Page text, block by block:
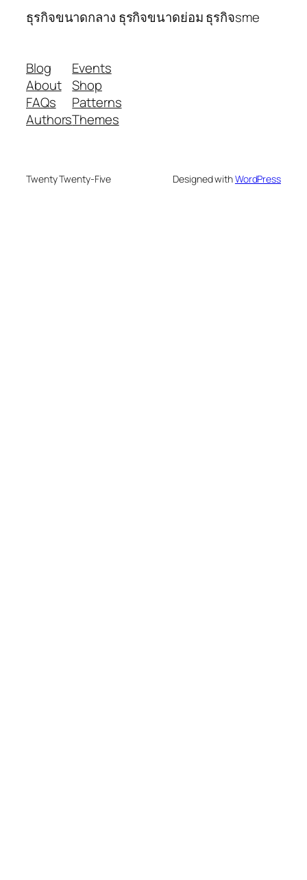
ธุรกิจขนาดกลาง ธุรกิจขนาดย่อม ธุรกิจsme
Blog
About
FAQs
Authors
Events
Shop
Patterns
Themes
Twenty Twenty-Five Designed withWordPress